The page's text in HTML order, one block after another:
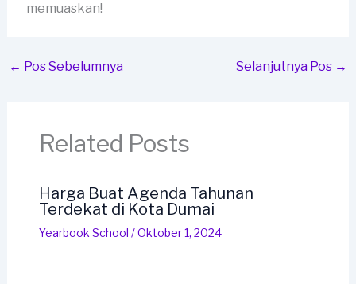
memuaskan!
← Pos Sebelumnya Selanjutnya Pos →
Related Posts
Harga Buat Agenda Tahunan
Terdekat di Kota Dumai
Yearbook School /Oktober 1, 2024